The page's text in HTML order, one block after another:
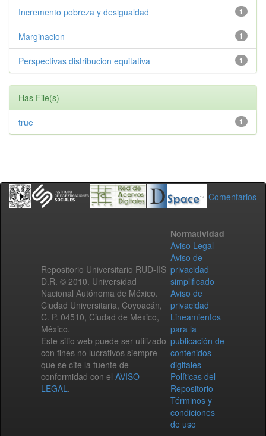
1
Incremento pobreza y desigualdad
1
Marginacion
1
Perspectivas distribucion equitativa
Has File(s)
1
true
Comentarios
Repositorio Universitario RUD-IIS
D.R. © 2010. Universidad
Nacional Autónoma de México.
Ciudad Universitaria, Coyoacán,
C. P. 04510, Ciudad de México,
México.
Este sitio web puede ser utilizado
con fines no lucrativos siempre
que se cite la fuente de
conformidad con el AVISO
LEGAL.
Normatividad
Aviso Legal
Aviso de
privacidad
simplificado
Aviso de
privacidad
Lineamientos
para la
publicación de
contenidos
digitales
Políticas del
Repositorio
Términos y
condiciones
de uso